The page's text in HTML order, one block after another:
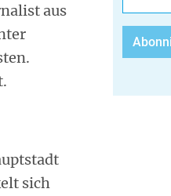
aus
sich